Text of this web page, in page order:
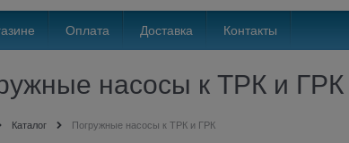
Оплата Доставка Контакты
насосы к ТРК и ГРК
Каталог Погружные насосы к ТРК и ГРК